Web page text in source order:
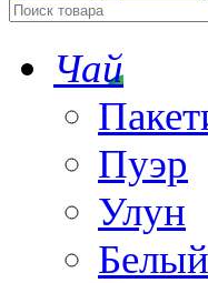
Чай
Пуэр
Улун